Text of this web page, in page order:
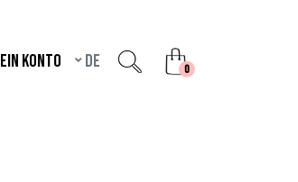
Konto de 0unread messages